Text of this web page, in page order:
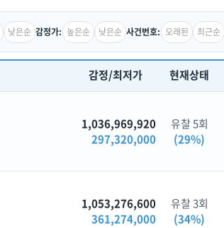
낮은순 감정가: 높은순 낮은순 사건번호: 오래된 최근순
감정/최저가 현재상태
1,036,969,920
297,320,000
유찰 5회
(29%)
1,053,276,600
361,274,000
유찰 3회
(34%)